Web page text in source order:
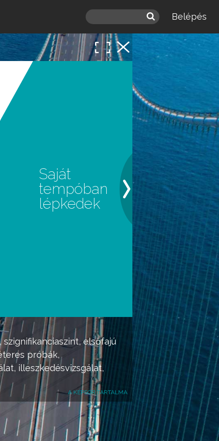
Belépés
szignifikanciaszint, elsőfajú
próbák,
illeszkedésvizsgálat,
A KÉPSOR TARTALMA
Saját
tempóban
lépkedek